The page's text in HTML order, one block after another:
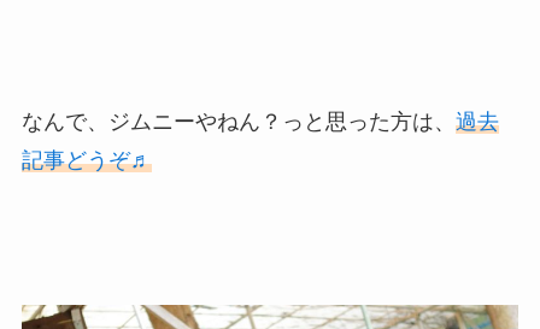
なんで、ジムニーやねん？っと思った方は、 過去
記事どうぞ♬